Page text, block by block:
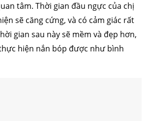
tâm. Thời gian đầu ngực của chị
sẽ căng cứng, và có cảm giác rất
gian sau này sẽ mềm và đẹp hơn,
hiện nắn bóp được như bình